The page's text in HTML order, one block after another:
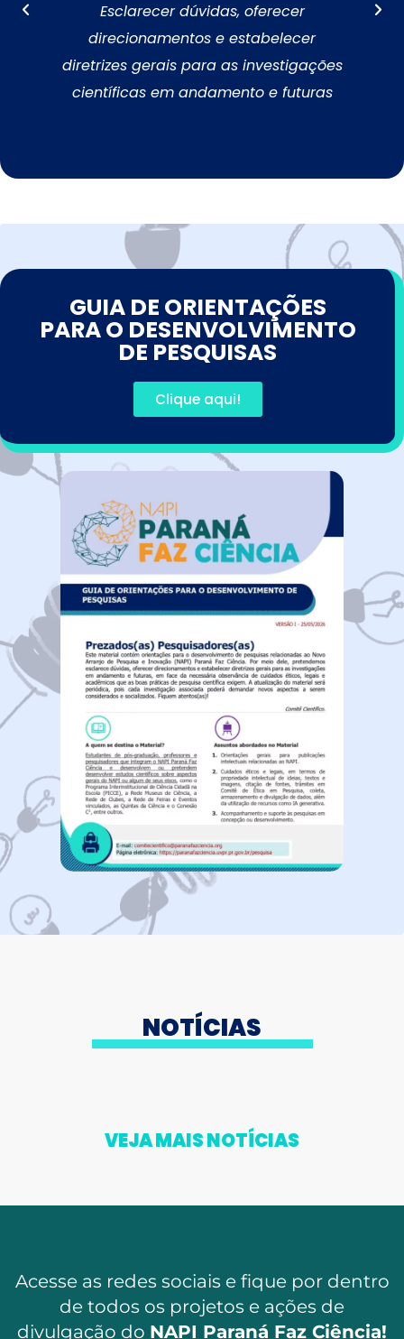
Esclarecer dúvidas, oferecer
direcionamentos e estabelecer
diretrizes gerais para as investigações
científicas em andamento e futuras
GUIA DE ORIENTAÇÕES
PARA O DESENVOLVIMENTO
DE PESQUISAS
Clique aqui!
NOTÍCIAS
VEJA MAIS NOTÍCIAS
Acesse as redes sociais e fique por dentro
de todos os projetos e ações de
divulgação do NAPI Paraná Faz Ciência!